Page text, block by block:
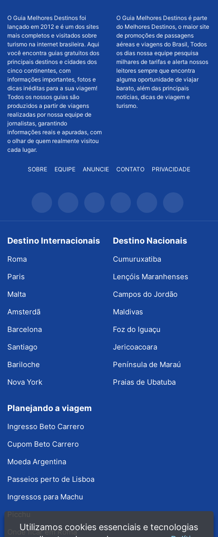
O Guia Melhores Destinos foi
lançado em 2012 e é um dos sites
mais completos e visitados sobre
turismo na internet brasileira. Aqui
você encontra guias gratuitos dos
principais destinos e cidades dos
cinco continentes, com
informações importantes, fotos e
dicas inéditas para a sua viagem!
Todos os nossos guias são
produzidos a partir de viagens
realizadas por nossa equipe de
jornalistas, garantindo
informações reais e apuradas, com
o olhar de quem realmente visitou
cada lugar.
O Guia Melhores Destinos é parte
do Melhores Destinos, o maior site
de promoções de passagens
aéreas e viagens do Brasil, Todos
os dias nossa equipe pesquisa
milhares de tarifas e alerta nossos
leitores sempre que encontra
alguma oportunidade de viajar
barato, além das principais
notícias, dicas de viagem e
turismo.
SOBRE EQUIPE ANUNCIE CONTATO PRIVACIDADE
Destino Internacionais
Roma
Paris
Malta
Amsterdã
Barcelona
Santiago
Bariloche
Nova York
Destino Nacionais
Cumuruxatiba
Lençóis Maranhenses
Campos do Jordão
Maldivas
Foz do Iguaçu
Jericoacoara
Península de Maraú
Praias de Ubatuba
Planejando a viagem
Ingresso Beto Carrero
Cupom Beto Carrero
Moeda Argentina
Passeios perto de Lisboa
Ingressos para Machu
Picchu
Onde ficar em Roma
Utilizamos cookies essenciais e tecnologias